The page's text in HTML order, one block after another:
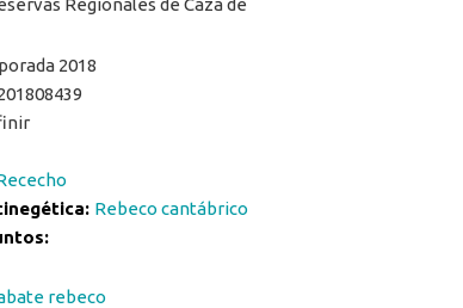
2018
Rebeco cantábrico
rebeco